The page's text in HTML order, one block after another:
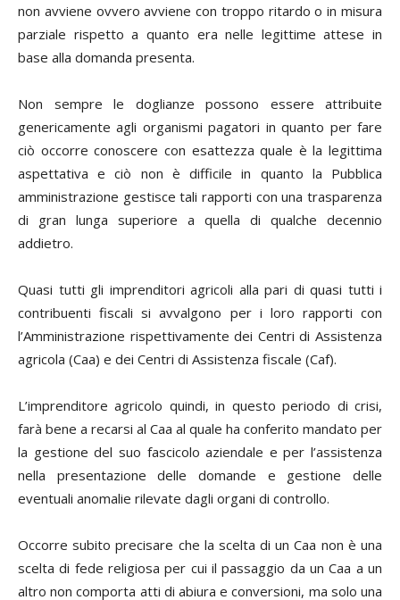
non avviene ovvero avviene con troppo ritardo o in misura
parziale rispetto a quanto era nelle legittime attese in
base alla domanda presenta.
Non sempre le doglianze possono essere attribuite
genericamente agli organismi pagatori in quanto per fare
ciò occorre conoscere con esattezza quale è la legittima
aspettativa e ciò non è difficile in quanto la Pubblica
amministrazione gestisce tali rapporti con una trasparenza
di gran lunga superiore a quella di qualche decennio
addietro.
Quasi tutti gli imprenditori agricoli alla pari di quasi tutti i
contribuenti fiscali si avvalgono per i loro rapporti con
l’Amministrazione rispettivamente dei Centri di Assistenza
agricola (Caa) e dei Centri di Assistenza fiscale (Caf).
L’imprenditore agricolo quindi, in questo periodo di crisi,
farà bene a recarsi al Caa al quale ha conferito mandato per
la gestione del suo fascicolo aziendale e per l’assistenza
nella presentazione delle domande e gestione delle
eventuali anomalie rilevate dagli organi di controllo.
Occorre subito precisare che la scelta di un Caa non è una
scelta di fede religiosa per cui il passaggio da un Caa a un
altro non comporta atti di abiura e conversioni, ma solo una